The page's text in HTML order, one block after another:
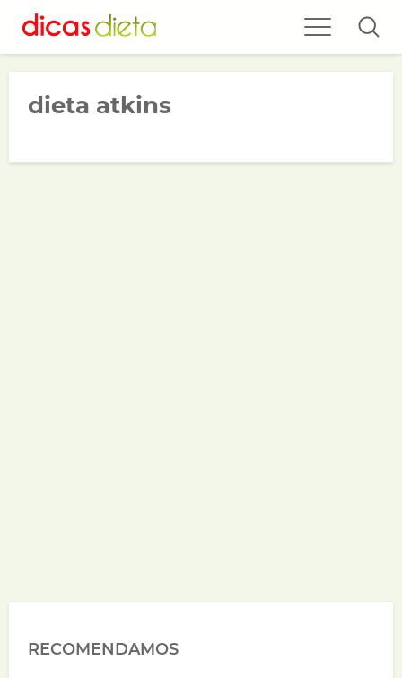
dieta atkins
RECOMENDAMOS